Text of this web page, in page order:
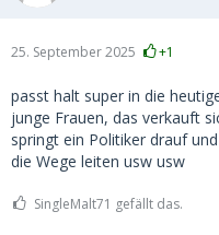
25. September 2025 +1
passt halt super in die
junge Frauen, das verkauft
springt ein Politiker drauf
die Wege leiten usw usw
SingleMalt71 gefällt das.